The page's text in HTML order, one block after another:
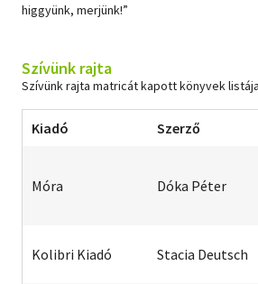
higgyünk, merjünk!”
Szívünk rajta
Szívünk rajta matricát kapott könyvek listája
Kiadó Szerző
Móra Dóka Péter
Kolibri Kiadó Stacia Deutsch